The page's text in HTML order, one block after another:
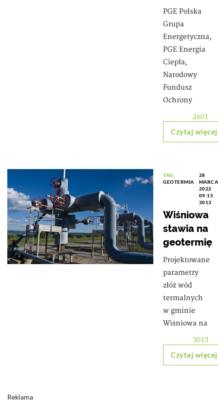
PGE Polska
Grupa
Energetyczna,
PGE Energia
Ciepła,
Narodowy
Fundusz
Ochrony
2601
Czytaj więcej
TAG:
GEOTERMIA
28
MARCA
2022
09:15
3013
Wiśniowa
stawia na
geotermię
Projektowane
parametry
złóż wód
termalnych
w gminie
Wiśniowa na
3013
Czytaj więcej
Reklama